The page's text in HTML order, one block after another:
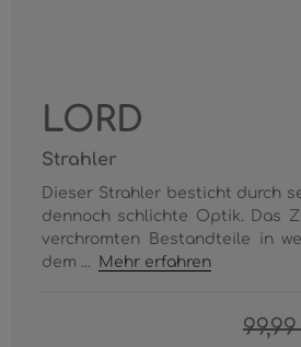
LORD
Strahler
Dieser Strahler besticht durch
dennoch schlichte Optik. Das
verchromten Bestandteile in
dem ...
Mehr erfahren